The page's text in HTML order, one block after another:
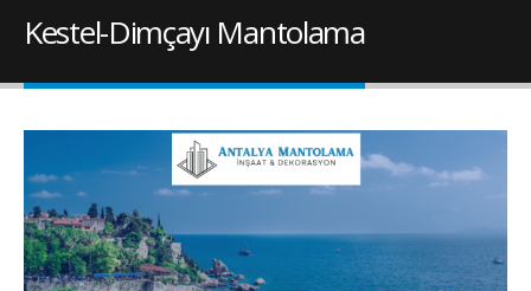
Kestel-Dimçayı Mantolama